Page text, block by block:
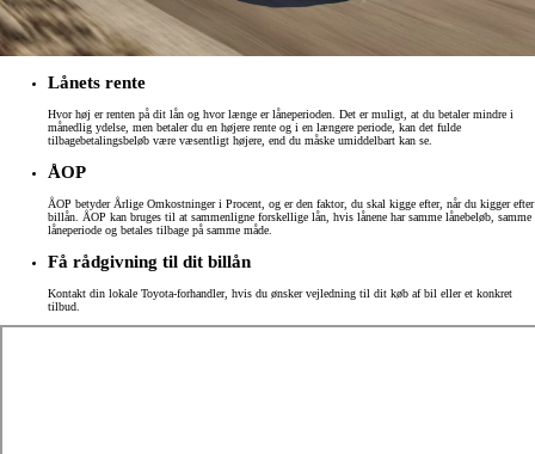
Lånets rente
Hvor høj er renten på dit lån og hvor længe er låneperioden. Det er muligt, at du betaler mindre i
månedlig ydelse, men betaler du en højere rente og i en længere periode, kan det fulde
tilbagebetalingsbeløb være væsentligt højere, end du måske umiddelbart kan se.
ÅOP
ÅOP betyder Årlige Omkostninger i Procent, og er den faktor, du skal kigge efter, når du kigger efter
billån. ÅOP kan bruges til at sammenligne forskellige lån, hvis lånene har samme lånebeløb, samme
låneperiode og betales tilbage på samme måde.
Få rådgivning til dit billån
Kontakt din lokale Toyota-forhandler, hvis du ønsker vejledning til dit køb af bil eller et konkret
tilbud.